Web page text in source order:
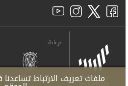
برعاية
ملفات تعريف الارتباط